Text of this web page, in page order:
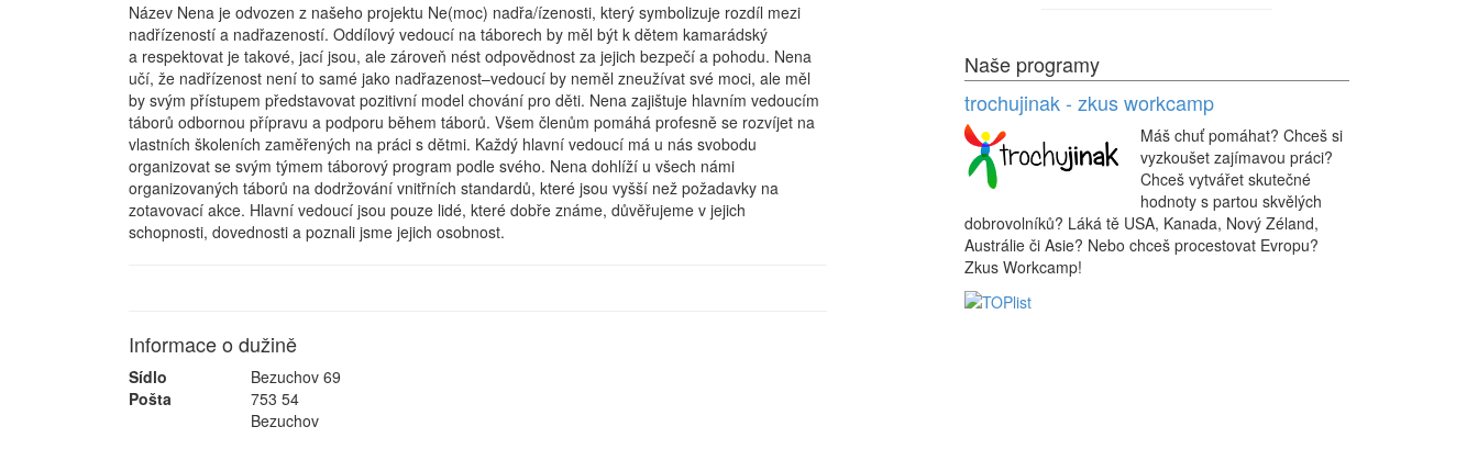
Název Nena je odvozen z našeho projektu Ne(moc) nadřa/ízenosti, který symbolizuje rozdíl mezi
nadřízeností a nadřazeností. Oddílový vedoucí na táborech by měl být k dětem kamarádský
a respektovat je takové, jací jsou, ale zároveň nést odpovědnost za jejich bezpečí a pohodu. Nena
učí, že nadřízenost není to samé jako nadřazenost–vedoucí by neměl zneužívat své moci, ale měl
by svým přístupem představovat pozitivní model chování pro děti. Nena zajištuje hlavním vedoucím
táborů odbornou přípravu a podporu během táborů. Všem členům pomáhá profesně se rozvíjet na
vlastních školeních zaměřených na práci s dětmi. Každý hlavní vedoucí má u nás svobodu
organizovat se svým týmem táborový program podle svého. Nena dohlíží u všech námi
organizovaných táborů na dodržování vnitřních standardů, které jsou vyšší než požadavky na
zotavovací akce. Hlavní vedoucí jsou pouze lidé, které dobře známe, důvěřujeme v jejich
schopnosti, dovednosti a poznali jsme jejich osobnost.
Informace o dužině
Sídlo
Bezuchov 69
Pošta
753 54
Bezuchov
Naše programy
trochujinak - zkus workcamp
Máš chuť pomáhat? Chceš si
vyzkoušet zajímavou práci?
Chceš vytvářet skutečné
hodnoty s partou skvělých
dobrovolníků? Láká tě USA, Kanada, Nový Zéland,
Austrálie či Asie? Nebo chceš procestovat Evropu?
Zkus Workcamp!